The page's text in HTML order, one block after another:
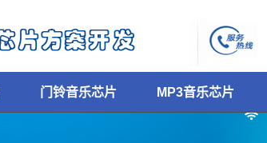
门铃音乐芯片 MP3音乐芯片